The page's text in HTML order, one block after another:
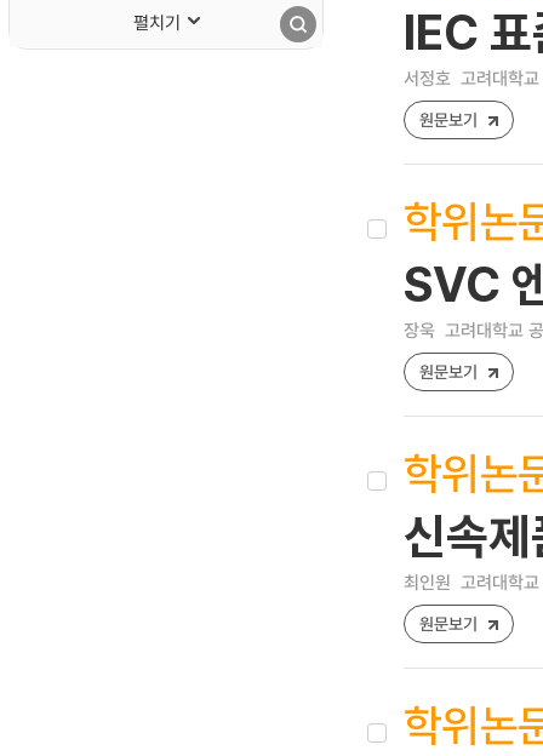
펼치기 IEC
서정호 고려대학
원문보기
학위논
SVC
장욱 고려대학교
원문보기
학위논
신속
최인원 고려대학
원문보기
학위논